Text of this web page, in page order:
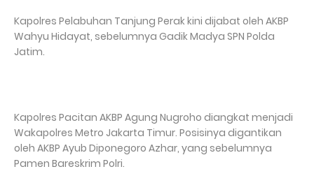
Kapolres Pelabuhan Tanjung Perak kini dijabat oleh AKBP
Wahyu Hidayat, sebelumnya Gadik Madya SPN Polda
Jatim.
Kapolres Pacitan AKBP Agung Nugroho diangkat menjadi
Wakapolres Metro Jakarta Timur. Posisinya digantikan
oleh AKBP Ayub Diponegoro Azhar, yang sebelumnya
Pamen Bareskrim Polri.